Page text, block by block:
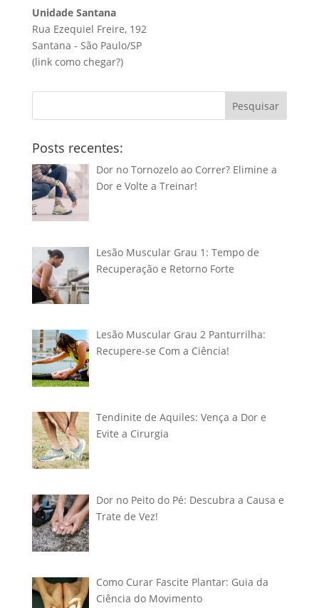
Unidade Santana
Rua Ezequiel Freire, 192
Santana - São Paulo/SP
(link como chegar?)
Pesquisar
Posts recentes:
Dor no Tornozelo ao Correr? Elimine a
Dor e Volte a Treinar!
Lesão Muscular Grau 1: Tempo de
Recuperação e Retorno Forte
Lesão Muscular Grau 2 Panturrilha:
Recupere-se Com a Ciência!
Tendinite de Aquiles: Vença a Dor e
Evite a Cirurgia
Dor no Peito do Pé: Descubra a Causa e
Trate de Vez!
Como Curar Fascite Plantar: Guia da
Ciência do Movimento